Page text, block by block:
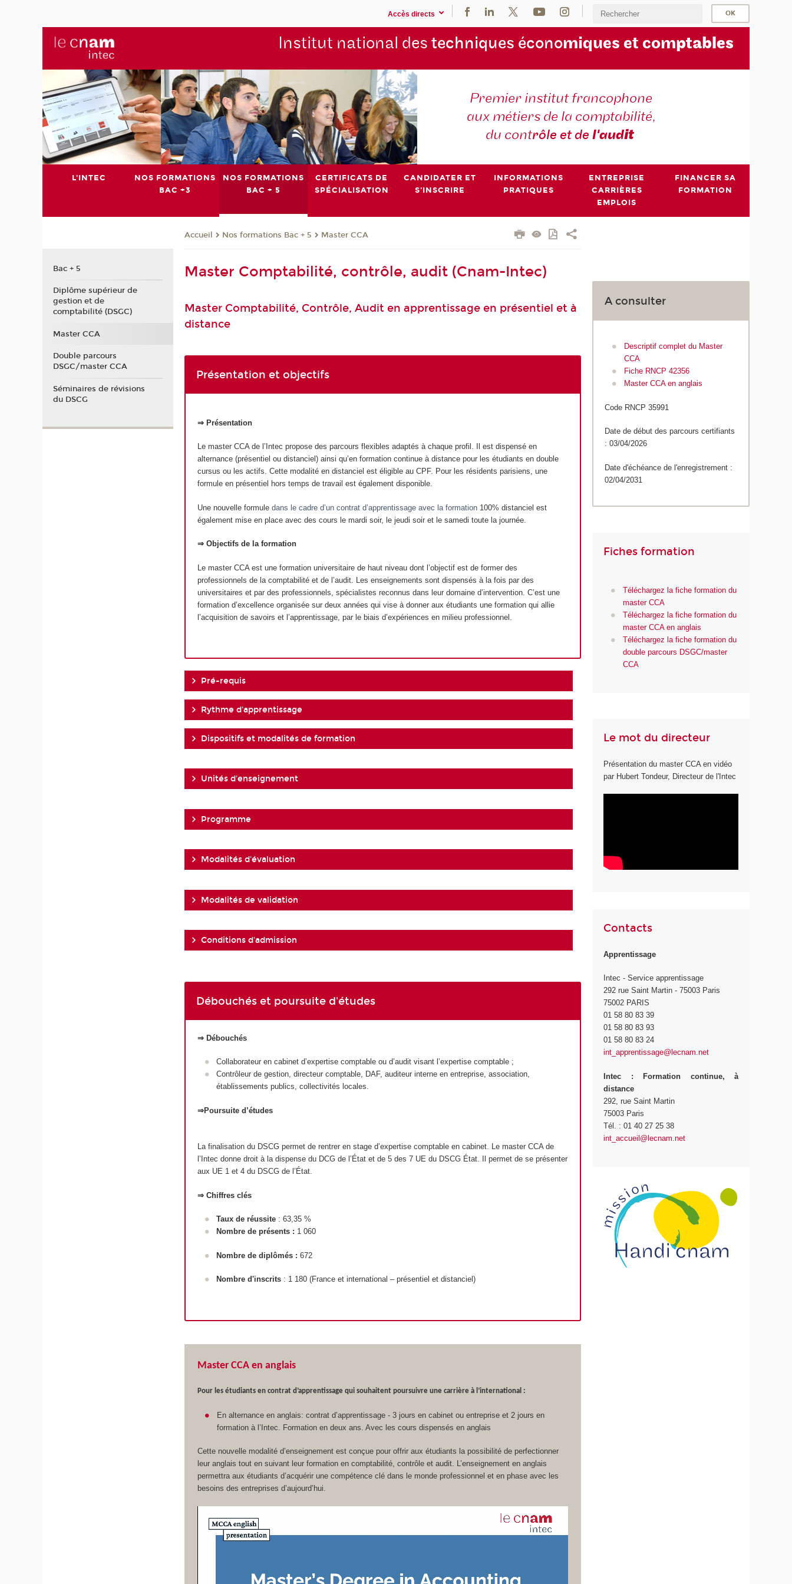
Accès directs
Institut national des techniques économiques et comptables
Premier institut francophone
aux métiers de la comptabilité,
du contrôle et del'audit
L'INTEC
NOS FORMATIONS
BAC +3
NOS FORMATIONS
BAC + 5
CERTIFICATS DE
SPÉCIALISATION
CANDIDATER ET
S'INSCRIRE
INFORMATIONS
PRATIQUES
ENTREPRISE
CARRIÈRES
EMPLOIS
FINANCER SA
FORMATION
Accueil Nos formations Bac + 5 Master CCA
Master Comptabilité, contrôle, audit (Cnam-Intec)
Master Comptabilité, Contrôle, Audit en apprentissage en présentiel et à
distance
Présentation et objectifs
⇒ Présentation
Le master CCA de l’Intec propose des parcours flexibles adaptés à chaque profil. Il est dispensé en
alternance (présentiel ou distanciel) ainsi qu’en formation continue à distance pour les étudiants en double
cursus ou les actifs. Cette modalité en distanciel est éligible au CPF. Pour les résidents parisiens, une
formule en présentiel hors temps de travail est également disponible.
Une nouvelle formule dans le cadre d’un contrat d’apprentissage avec la formation 100% distanciel est
également mise en place avec des cours le mardi soir, le jeudi soir et le samedi toute la journée.
⇒ Objectifs de la formation
Le master CCA est une formation universitaire de haut niveau dont l’objectif est de former des
professionnels de la comptabilité et de l’audit. Les enseignements sont dispensés à la fois par des
universitaires et par des professionnels, spécialistes reconnus dans leur domaine d’intervention. C’est une
formation d’excellence organisée sur deux années qui vise à donner aux étudiants une formation qui allie
l’acquisition de savoirs et l’apprentissage, par le biais d’expériences en milieu professionnel.
Pré-requis
Rythme d'apprentissage
Dispositifs et modalités de formation
Unités d'enseignement
Programme
Modalités d'évaluation
Modalités de validation
Conditions d'admission
Débouchés et poursuite d'études
⇒ Débouchés
Collaborateur en cabinet d’expertise comptable ou d’audit visant l’expertise comptable ;
Contrôleur de gestion, directeur comptable, DAF, auditeur interne en entreprise, association,
établissements publics, collectivités locales.
⇒Poursuite d’études
La finalisation du DSCG permet de rentrer en stage d’expertise comptable en cabinet. Le master CCA de
l’Intec donne droit à la dispense du DCG de l’État et de 5 des 7 UE du DSCG État. Il permet de se présenter
aux UE 1 et 4 du DSCG de l’État.
⇒ Chiffres clés
Taux de réussite : 63,35 %
Nombre de présents : 1 060
Nombre de diplômés : 672
Nombre d'inscrits : 1 180 (France et international – présentiel et distanciel)
Master CCA en anglais
Pour les étudiants en contrat d’apprentissage qui souhaitent poursuivre une carrière à l’international :
En alternance en anglais: contrat d’apprentissage - 3 jours en cabinet ou entreprise et 2 jours en
formation à l’Intec. Formation en deux ans. Avec les cours dispensés en anglais
Cette nouvelle modalité d’enseignement est conçue pour offrir aux étudiants la possibilité de perfectionner
leur anglais tout en suivant leur formation en comptabilité, contrôle et audit. L’enseignement en anglais
permettra aux étudiants d’acquérir une compétence clé dans le monde professionnel et en phase avec les
besoins des entreprises d’aujourd’hui.
A consulter
Descriptif complet du Master
CCA
Fiche RNCP 42356
Master CCA en anglais
Code RNCP 35991
Date de début des parcours certifiants
: 03/04/2026
Date d'échéance de l'enregistrement :
02/04/2031
Fiches formation
Téléchargez la fiche formation du
master CCA
Téléchargez la fiche formation du
master CCA en anglais
Téléchargez la fiche formation du
double parcours DSGC/master
CCA
Le mot du directeur
Présentation du master CCA en vidéo
par Hubert Tondeur, Directeur de l'Intec
Contacts
Apprentissage
Intec - Service apprentissage
292 rue Saint Martin - 75003 Paris
75002 PARIS
01 58 80 83 39
01 58 80 83 93
01 58 80 83 24
int_apprentissage@lecnam.net
Intec : Formation continue, à
distance
292, rue Saint Martin
75003 Paris
Tél. : 01 40 27 25 38
int_accueil@lecnam.net
Bac + 5
Diplôme supérieur de
gestion et de
comptabilité (DSGC)
Master CCA
Double parcours
DSGC/master CCA
Séminaires de révisions
du DSCG